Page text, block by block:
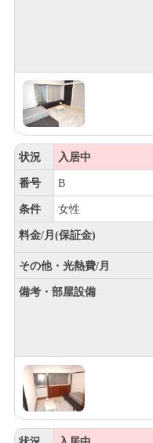
状況 入居中
番号 B
条件 女性
料金/月(保証金)
その他・光熱費/月
備考・部屋設備